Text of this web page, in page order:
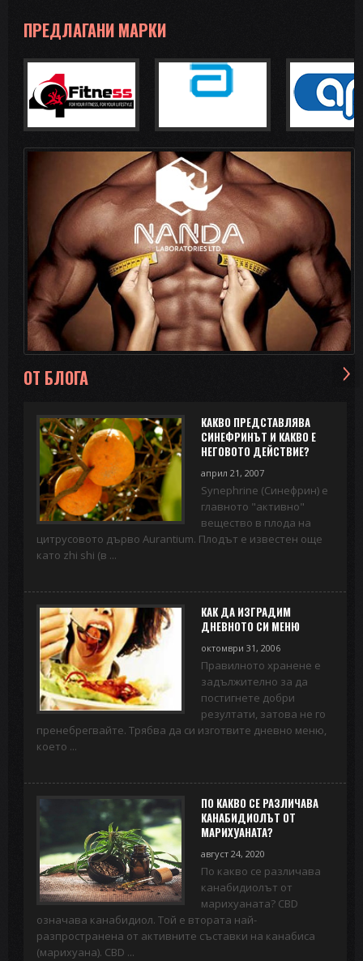
ПРЕДЛАГАНИ МАРКИ
ОТ БЛОГА
КАКВО ПРЕДСТАВЛЯВА
СИНЕФРИНЪТ И КАКВО Е
НЕГОВОТО ДЕЙСТВИЕ?
април 21, 2007
Synephrine (Синефрин) е
главното "активно"
вещество в плода на
цитрусовото дърво Aurantium. Плодът е известен още
като zhi shi (в ...
КАК ДА ИЗГРАДИМ
ДНЕВНОТО СИ МЕНЮ
октомври 31, 2006
Правилното хранене е
задължително за да
постигнете добри
резултати, затова не го
пренебрегвайте. Трябва да си изготвите дневно меню,
което ...
ПО КАКВО СЕ РАЗЛИЧАВА
КАНАБИДИОЛЪТ ОТ
МАРИХУАНАТА?
август 24, 2020
По какво се различава
канабидиолът от
марихуаната? CBD
означава канабидиол. Той е вторaта най-
разпространена от активните съставки на канабиса
(марихуана). CBD ...